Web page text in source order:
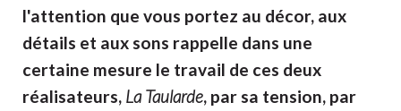
l'attention que vous portez au décor, aux
détails et aux sons rappelle dans une
certaine mesure le travail de ces deux
réalisateurs, La Taularde, par sa tension, par